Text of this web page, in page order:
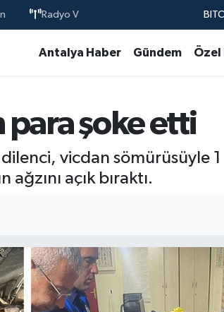
Radyo V
GRAM
Antalya Haber Gündem Özel
para şoke etti
dilenci, vicdan
açık bıraktı.